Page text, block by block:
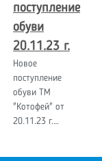
поступление
обуви
20.11.23 г.
Новое
поступление
обуви ТМ
"Котофей" от
20.11.23 г.…